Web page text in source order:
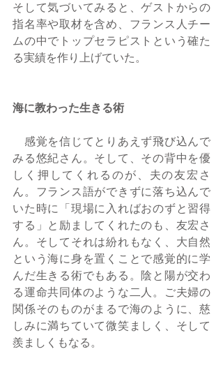
そして気づいてみると、ゲストからの
指名率や取材を含め、フランス人チー
ムの中でトップセラピストという確た
る実績を作り上げていた。
海に教わった生きる術
感覚を信じてとりあえず飛び込んで
みる悠紀さん。そして、その背中を優
しく押してくれるのが、夫の友宏さ
ん。フランス語ができずに落ち込んで
いた時に「現場に入ればおのずと習得
する」と励ましてくれたのも、友宏さ
ん。そしてそれは紛れもなく、大自然
という海に身を置くことで感覚的に学
んだ生きる術でもある。陰と陽が交わ
る運命共同体のような二人。ご夫婦の
関係そのものがまるで海のように、慈
しみに満ちていて微笑ましく、そして
羨ましくもなる。